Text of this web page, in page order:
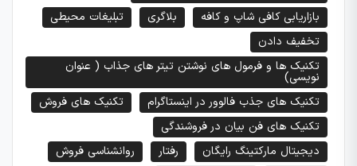
بازاریابی کافی شاپ و کافه
بلاگری
تبلیغات محیطی
تخفیف دادن
تکنیک ها و فرمول های نوشتن تیتر های جذاب ( عنوان
نویسی)
تکنیک های جذب فالوور در اینستاگرام
تکنیک های فروش
تکنیک های فن بیان در فروشندگی
دیجیتال مارکتینگ رایگان
رفتار
روانشناسی فروش